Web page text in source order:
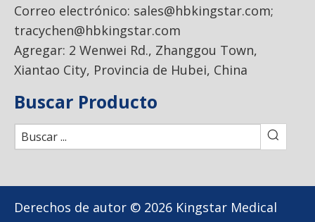
Correo electrónico: sales@hbkingstar.com;
tracychen@hbkingstar.com
Agregar: 2 Wenwei Rd., Zhanggou Town,
Xiantao City, Provincia de Hubei, China
Buscar Producto
Derechos de autor © 2026 Kingstar Medical